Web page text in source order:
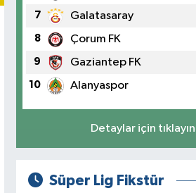
7 Galatasaray
8 Çorum FK
9 Gaziantep FK
10 Alanyaspor
Detaylar için tıklayın
Süper Lig Fikstür